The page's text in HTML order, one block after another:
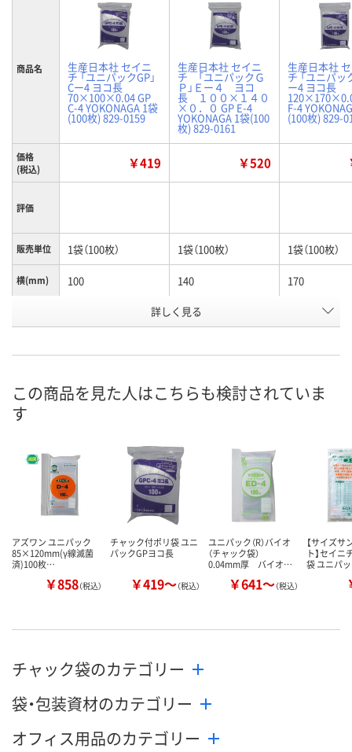
商品名 生産日本社 セイニ
チ 「ユニパックGP」
Cー4 ヨコ長
70×100×0.04 GP
C-4 YOKONAGA 1袋
(100枚) 829-0159
生産日本社 セイニ
チ 「ユニパックＧ
Ｐ」Ｅー４ ヨコ
長 １００×１４０
×０．０ GP E-4
YOKONAGA 1袋(100
枚) 829-0161
生産日本社
チ 「ユニパッ
ー4 ヨコ長
F-4
(100枚) 829-
価格
(税込)
￥419 ￥520
評価
販売単位 1袋（100枚） 1袋（100枚） 1袋（100枚）
横(mm) 100 140 170
100×140×0.0
号
お届け日
数量
カゴへ
数量
カゴへ カ
詳しく見る
この商品を見た人はこちらも検討されていま
す
アズワン ユニパック
85×120mm(γ線滅菌
済)100枚…
￥858（税込）
チャック付ポリ袋 ユニ
パックGPヨコ長
￥419～（税込）
ユニパック（R）バイオ
（チャック袋）
0.04mm厚 バイオ…
￥641～（税込）
【サイズサ
ト】セイニ
袋 ユニパ
チャック袋のカテゴリー
袋・包装資材のカテゴリー
オフィス用品のカテゴリー